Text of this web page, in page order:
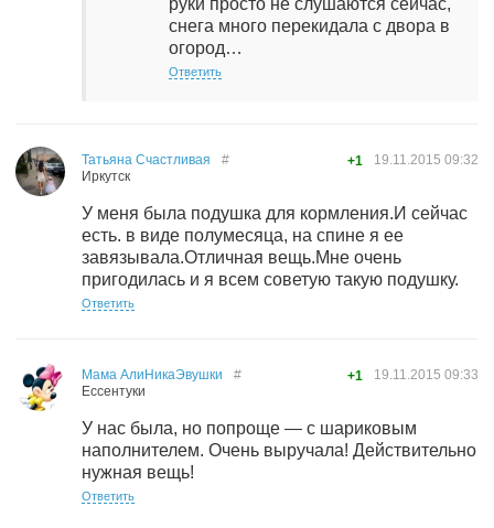
снега много перекидала с двора в
огород…
Ответить
Татьяна Счастливая
Иркутск
19.11.2015 09:32
# +1
У меня была подушка для кормления.И сейчас
есть. в виде полумесяца, на спине я ее
завязывала.Отличная вещь.Мне очень
пригодилась и я всем советую такую подушку.
Ответить
Мама АлиНикаЭвушки
Ессентуки
19.11.2015 09:33
# +1
У нас была, но попроще — с шариковым
наполнителем. Очень выручала! Действительно
нужная вещь!
Ответить